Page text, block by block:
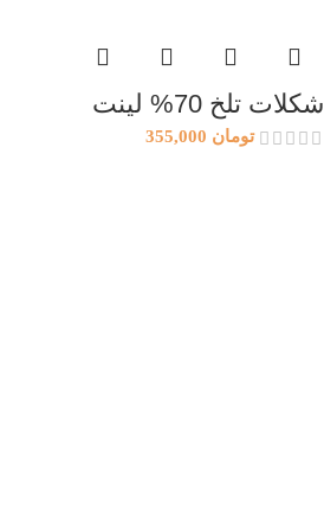
شکلات تلخ 70% لینت
تومان